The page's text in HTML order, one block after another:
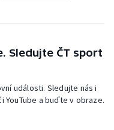
Sledujte ČT sport
události. Sledujte nás i
YouTube a buďte v obraze.